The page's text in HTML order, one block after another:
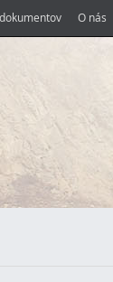
O nás